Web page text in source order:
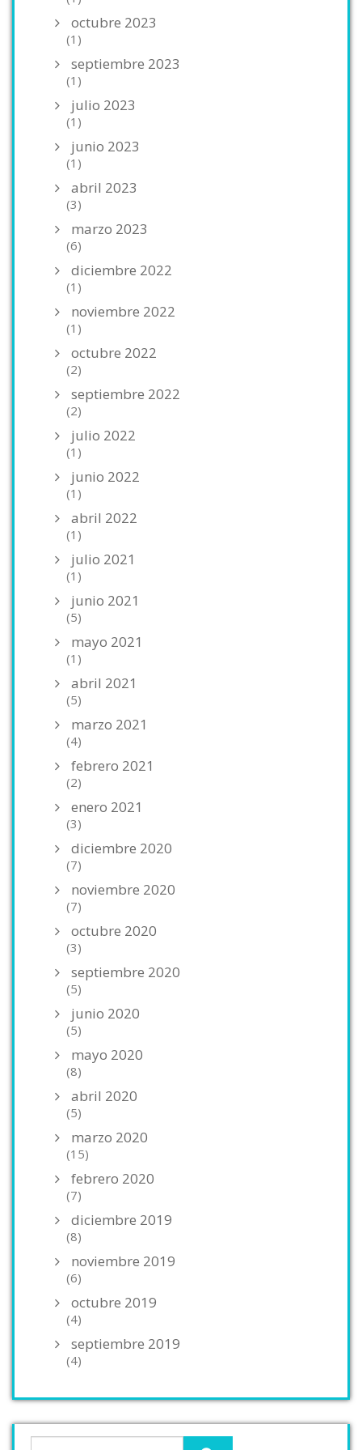
octubre 2023
(1)
septiembre 2023
(1)
julio 2023
(1)
junio 2023
(1)
abril 2023
(3)
marzo 2023
(6)
diciembre 2022
(1)
noviembre 2022
(1)
octubre 2022
(2)
septiembre 2022
(2)
julio 2022
(1)
junio 2022
(1)
abril 2022
(1)
julio 2021
(1)
junio 2021
(5)
mayo 2021
(1)
abril 2021
(5)
marzo 2021
(4)
febrero 2021
(2)
enero 2021
(3)
diciembre 2020
(7)
noviembre 2020
(7)
octubre 2020
(3)
septiembre 2020
(5)
junio 2020
(5)
mayo 2020
(8)
abril 2020
(5)
marzo 2020
(15)
febrero 2020
(7)
diciembre 2019
(8)
noviembre 2019
(6)
octubre 2019
(4)
septiembre 2019
(4)